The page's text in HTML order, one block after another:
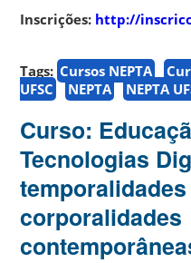
Inscrições: http://
Tags: Cursos NEPTA
UFSC
NEPTA NEPTA
Curso:
Tecnologias
temporalidades
corporalidades